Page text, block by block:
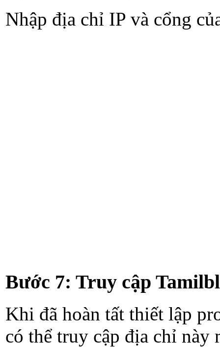
Nhập địa chỉ IP và cổng
Bước 7: Truy cập
Khi đã hoàn tất thiết lập
có thể truy cập địa chỉ này